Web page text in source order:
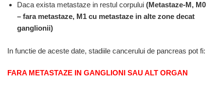
Daca exista metastaze in restul corpului (Metastaze-M, M0
– fara metastaze, M1 cu metastaze in alte zone decat
ganglionii)
In functie de aceste date, stadiile cancerului de pancreas pot fi:
FARA METASTAZE IN GANGLIONI SAU ALT ORGAN